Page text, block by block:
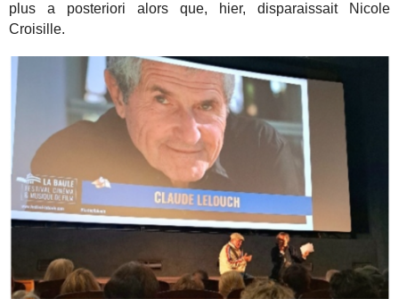
plus a posteriori alors que, hier, disparaissait Nicole
Croisille.